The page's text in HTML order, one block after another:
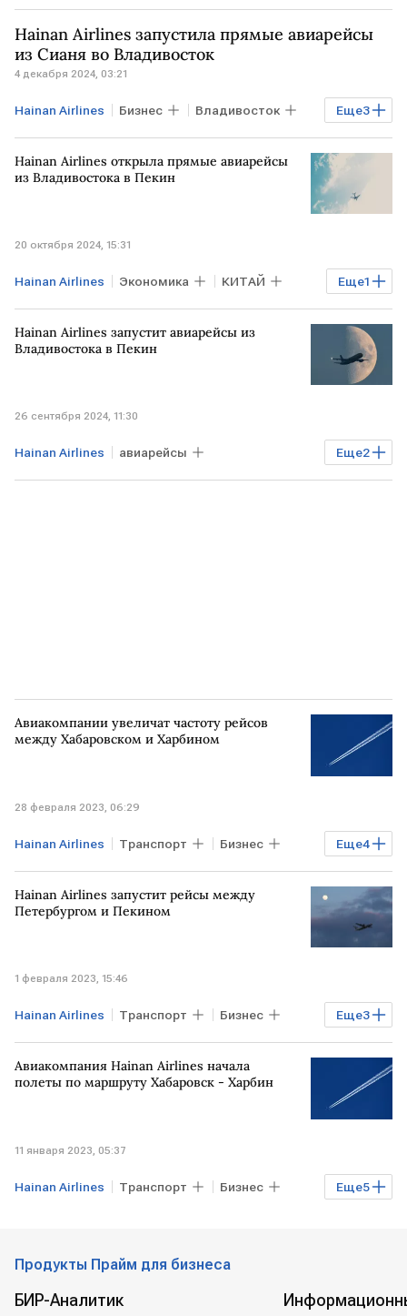
Hainan Airlines запустила прямые авиарейсы
из Сианя во Владивосток
4 декабря 2024, 03:21
Еще3
Hainan Airlines Бизнес Владивосток
КИТАЙ Пекин Boeing
Hainan Airlines открыла прямые авиарейсы
из Владивостока в Пекин
20 октября 2024, 15:31
Еще1
Hainan Airlines Экономика КИТАЙ
авиарейсы
Hainan Airlines запустит авиарейсы из
Владивостока в Пекин
26 сентября 2024, 11:30
Еще2
Hainan Airlines авиарейсы
авиакомпании КИТАЙ
Авиакомпании увеличат частоту рейсов
между Хабаровском и Харбином
28 февраля 2023, 06:29
Еще4
Hainan Airlines Транспорт Бизнес
Экономика Мировая экономика
авиакомпания Аврора
Hainan Airlines запустит рейсы между
Петербургом и Пекином
1 февраля 2023, 15:46
Еще3
Hainan Airlines Транспорт Бизнес
РОССИЯ КИТАЙ рейсы
Авиакомпания Hainan Airlines начала
полеты по маршруту Хабаровск - Харбин
11 января 2023, 05:37
Еще5
Hainan Airlines Транспорт Бизнес
Продукты Прайм для бизнеса
БИР-Аналитик